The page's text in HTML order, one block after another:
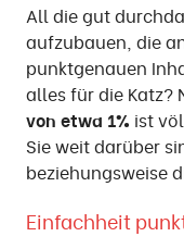
All die gut
aufzubauen, die
punktgenauen
alles für die Katz?
von etwa 1% ist
Sie weit darüber
beziehungsweise
Einfachheit